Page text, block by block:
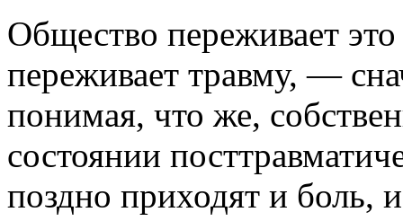
Общество переживает
переживает травму, —
понимая, что же,
состоянии
поздно приходят и боль,